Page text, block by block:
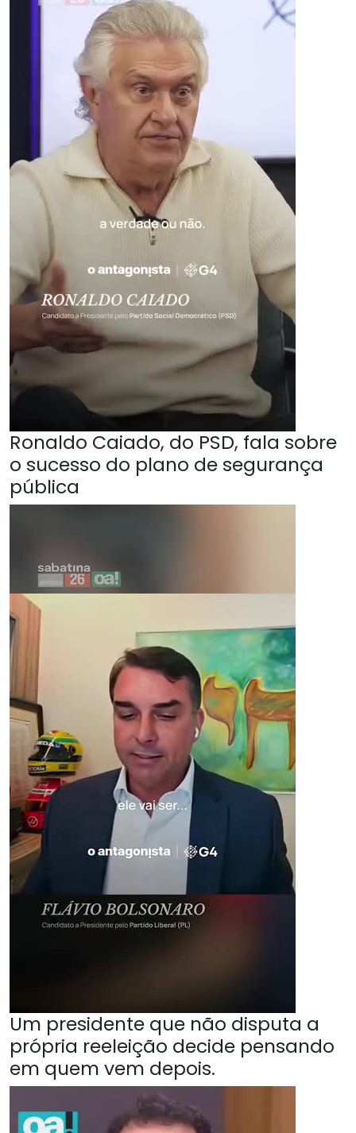
Ronaldo Caiado, do PSD, fala sobre
o sucesso do plano de segurança
pública
Um presidente que não disputa a
própria reeleição decide pensando
em quem vem depois.